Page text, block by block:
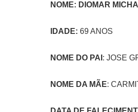
NOME: DIOMAR
IDADE: 69 ANOS
NOME DO PAI : JOSE
NOME DA MÃE: